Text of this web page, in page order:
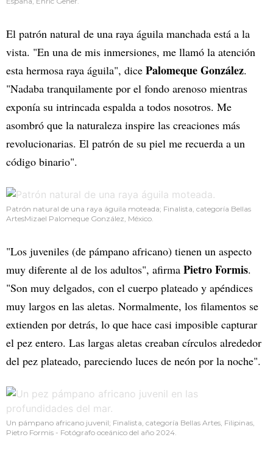
El patrón natural de una raya águila manchada está a la
vista. "En una de mis inmersiones, me llamó la atención
esta hermosa raya águila", dice Palomeque González.
"Nadaba tranquilamente por el fondo arenoso mientras
exponía su intrincada espalda a todos nosotros. Me
asombró que la naturaleza inspire las creaciones más
revolucionarias. El patrón de su piel me recuerda a un
código binario".
Patrón natural de una raya águila moteada; Finalista, categoría Bellas
ArtesMizael Palomeque González, México.
"Los juveniles (de pámpano africano) tienen un aspecto
muy diferente al de los adultos", afirma Pietro Formis.
"Son muy delgados, con el cuerpo plateado y apéndices
muy largos en las aletas. Normalmente, los filamentos se
extienden por detrás, lo que hace casi imposible capturar
el pez entero. Las largas aletas creaban círculos alrededor
del pez plateado, pareciendo luces de neón por la noche".
Un pámpano africano juvenil; Finalista, categoría Bellas Artes, Filipinas,
Pietro Formis - Fotógrafo oceánico del año 2024.